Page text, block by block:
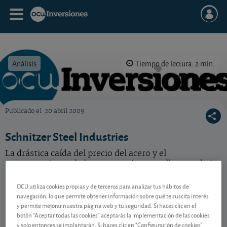
Análisis Tiempo de lectura: 2 min.
Publicado el 20 abril 2009
Schnitzer Steel Industries
La drástica caída del precio del acero y el
empeoramiento de las perspectivas nos llevan rebajar
Contenido reservado a SOCIOS
OCU utiliza cookies propias y de terceros para analizar tus hábitos de
navegación, lo que permite obtener información sobre qué te suscita interés
y permite mejorar nuestra página web y tu seguridad. Si haces clic en el
botón "Aceptar todas las cookies" aceptarás la implementación de las cookies
y solo entonces se implantarán. Si haces clic en "Configuración de cookies"